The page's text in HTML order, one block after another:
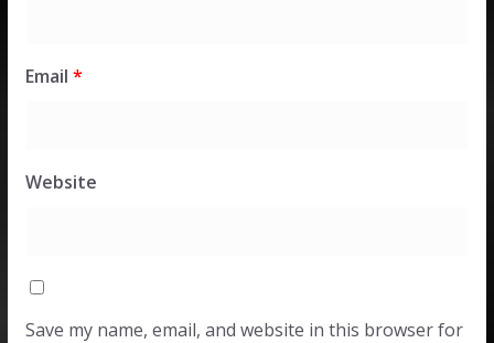
Email *
Website
Save my name, email, and website in this browser for